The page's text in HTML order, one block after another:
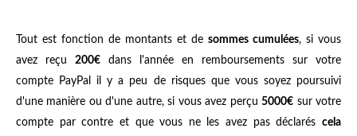
Tout est fonction de montants et de sommes cumulées, si vous
avez reçu 200€ dans l'année en remboursements sur votre
compte PayPal il y a peu de risques que vous soyez poursuivi
d'une manière ou d'une autre, si vous avez perçu5000€ sur votre
compte par contre et que vous ne les avez pas déclarés cela